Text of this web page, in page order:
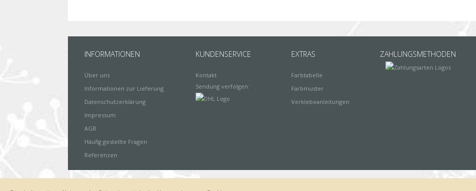
INFORMATIONEN
Über uns
Informationen zur Lieferung
Datenschutzerklärung
Impressum
AGB
Häufig gestellte Fragen
Referenzen
KUNDENSERVICE
Kontakt
Sendung verfolgen:
EXTRAS
Farbtabelle
Farbmuster
Verklebeanleitungen
ZAHLUNGSMETHODEN